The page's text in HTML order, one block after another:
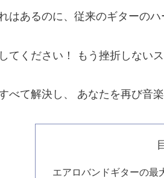
はあるのに、従来のギターの
てください！ もう挫折しない
べて解決し、 あなたを再び音
エアロバンドギターの最